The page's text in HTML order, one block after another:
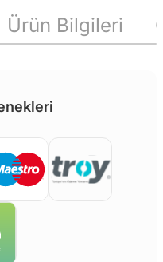
Ürün Bilgileri